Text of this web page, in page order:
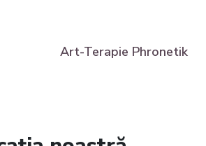
Art-Terapie Phronetik